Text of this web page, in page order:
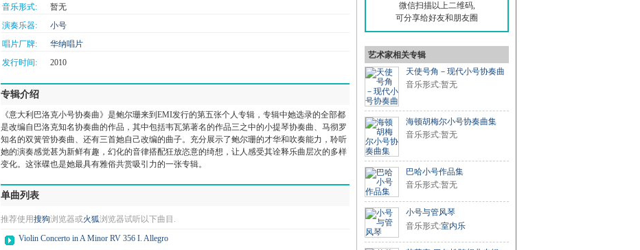
音乐形式:
暂无
演奏乐器:
小号
唱片厂牌:
华纳唱片
发行时间:
2010
专辑介绍
《意大利巴洛克小号协奏曲》是鲍尔珊来到EMI发行的第五张个人专辑，专辑中她选录的全部都
是改编自巴洛克知名协奏曲的作品，其中包括韦瓦第著名的作品三之中的小提琴协奏曲、马彻罗
知名的双簧管协奏曲、还有三首她自己改编的曲子。充分展示了鲍尔珊的才华和吹奏能力，聆听
她的演奏感觉甚为新鲜有趣，幻化的音律搭配狂放恣意的绮想，让人感受其诠释乐曲层次的多样
变化。这张碟也是她最具有雅俗共赏吸引力的一张专辑。
单曲列表
推荐使用搜狗浏览器或火狐浏览器试听以下曲目.
Violin Concerto in A Minor RV 356 I. Allegro
微信扫描以上二维码,
可分享给好友和朋友圈
艺术家相关专辑
天使号角－现代小号协奏曲
音乐形式:暂无
海顿胡梅尔小号协奏曲集
音乐形式:暂无
巴哈小号作品集
音乐形式:暂无
小号与管风琴
音乐形式:室内乐